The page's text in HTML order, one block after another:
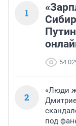
1
54
2
«Люди
под